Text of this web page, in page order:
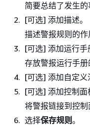
简要总结了发生的
[可选] 添加描述。
描述警报规则的作
[可选] 添加运行手
存放警报运行手册
[可选] 添加自定义
[可选] 添加控制面
将警报链接到控制
选择保存规则。